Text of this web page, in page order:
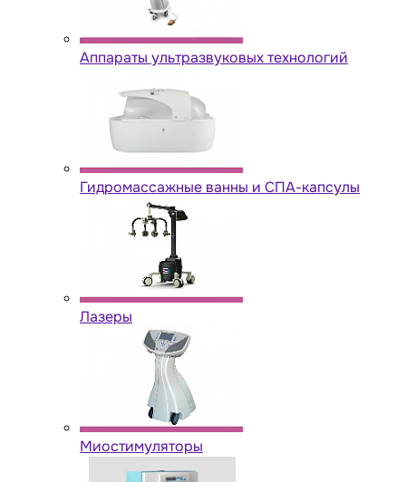
Аппараты ультразвуковых технологий
Гидромассажные ванны и СПА-капсулы
Лазеры
Миостимуляторы